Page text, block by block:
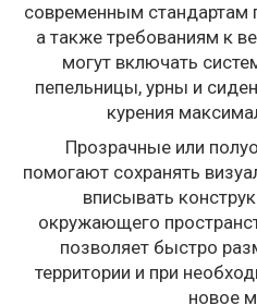
современным стандартам
а также требованиям к
могут включать
пепельницы, урны и
курения
Прозрачные или
помогают сохранять
вписывать
окружающего
позволяет быстро
территории и при
новое